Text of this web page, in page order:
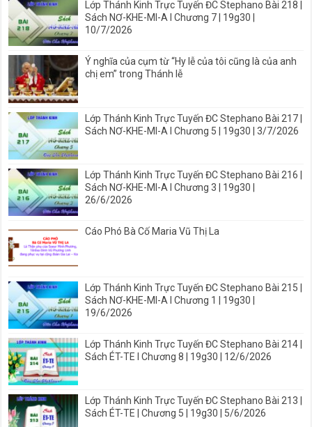
Lớp Thánh Kinh Trực Tuyến ĐC Stephano Bài 218 |
Sách NƠ-KHE-MI-A I Chương 7 | 19g30 |
10/7/2026
Ý nghĩa của cụm từ “Hy lễ của tôi cũng là của anh
chị em” trong Thánh lễ
Lớp Thánh Kinh Trực Tuyến ĐC Stephano Bài 217 |
Sách NƠ-KHE-MI-A I Chương 5 | 19g30 | 3/7/2026
Lớp Thánh Kinh Trực Tuyến ĐC Stephano Bài 216 |
Sách NƠ-KHE-MI-A I Chương 3 | 19g30 |
26/6/2026
Cáo Phó Bà Cố Maria Vũ Thị La
Lớp Thánh Kinh Trực Tuyến ĐC Stephano Bài 215 |
Sách NƠ-KHE-MI-A I Chương 1 | 19g30 |
19/6/2026
Lớp Thánh Kinh Trực Tuyến ĐC Stephano Bài 214 |
Sách ÉT-TE I Chương 8 | 19g30 | 12/6/2026
Lớp Thánh Kinh Trực Tuyến ĐC Stephano Bài 213 |
Sách ÉT-TE | Chương 5 | 19g30 | 5/6/2026